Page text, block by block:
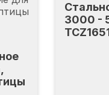
3000 -